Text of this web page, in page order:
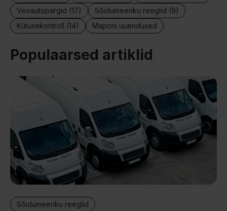
Veoautopargid (17)
Sõidumeeriku reeglid (9)
Kütusekontroll (14)
Maponi uuendused
Populaarsed artiklid
Sõidumeeriku reeglid